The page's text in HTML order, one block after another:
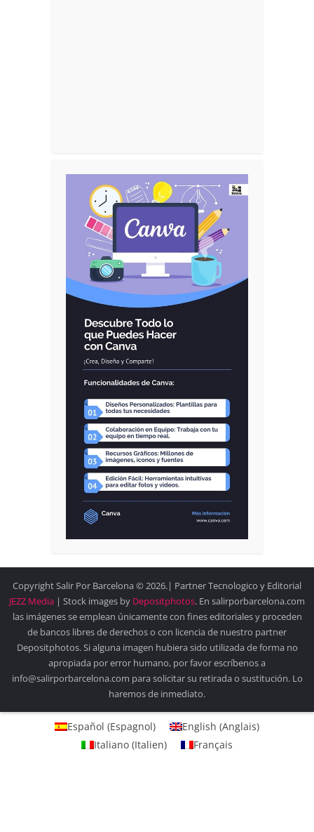
Copyright Salir Por Barcelona © 2026.| Partner Tecnologico y Editorial
JEZZ Media | Stock images by Depositphotos. En salirporbarcelona.com
las imágenes se emplean únicamente con fines editoriales y proceden
de bancos libres de derechos o con licencia de nuestro partner
Depositphotos. Si alguna imagen hubiera sido utilizada de forma no
apropiada por error humano, por favor escríbenos a
info@salirporbarcelona.com para solicitar su retirada o sustitución. Lo
haremos de inmediato.
Español (Espagnol) English (Anglais)
Italiano (Italien) Français